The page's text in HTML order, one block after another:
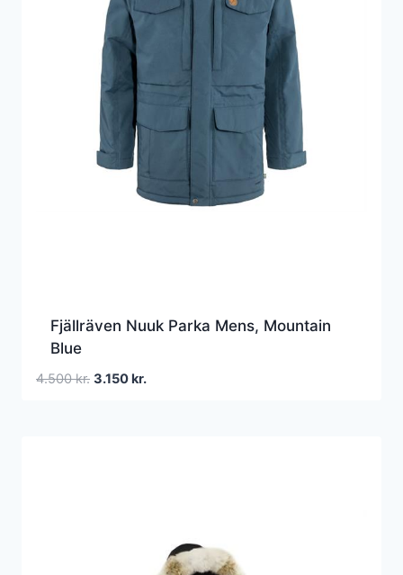
Fjällräven Nuuk Parka Mens, Mountain
Blue
4.500kr. Den
3.150kr.Den